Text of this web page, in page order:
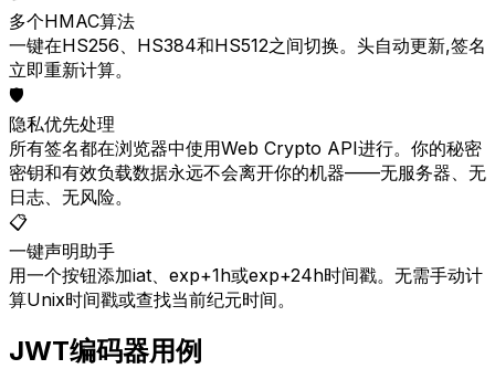
多个HMAC算法
一键在HS256、HS384和HS512之间切换。头自动更新,签名
立即重新计算。
🛡️
隐私优先处理
所有签名都在浏览器中使用Web Crypto API进行。你的秘密
密钥和有效负载数据永远不会离开你的机器——无服务器、无
日志、无风险。
📋
一键声明助手
用一个按钮添加iat、exp+1h或exp+24h时间戳。无需手动计
算Unix时间戳或查找当前纪元时间。
JWT编码器用例